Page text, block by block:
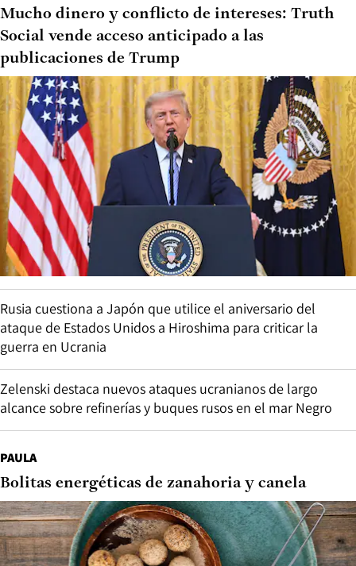
Mucho dinero y conflicto de intereses: Truth
Social vende acceso anticipado a las
publicaciones de Trump
Rusia cuestiona a Japón que utilice el aniversario del
ataque de Estados Unidos a Hiroshima para criticar la
guerra en Ucrania
Zelenski destaca nuevos ataques ucranianos de largo
alcance sobre refinerías y buques rusos en el mar Negro
PAULA
Bolitas energéticas de zanahoria y canela